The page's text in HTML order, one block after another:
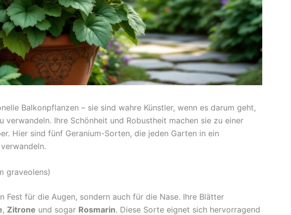
Balkonpflanzen – sie sind wahre Künstler, wenn es darum geht,
verwandeln. Ihre Schönheit und Robustheit machen sie zu einer
Hier sind fünf Geranium-Sorten, die jeden Garten in ein
graveolens)
Fest für die Augen, sondern auch für die Nase. Ihre Blätter
, Zitrone und sogar Rosmarin. Diese Sorte eignet sich hervorragend